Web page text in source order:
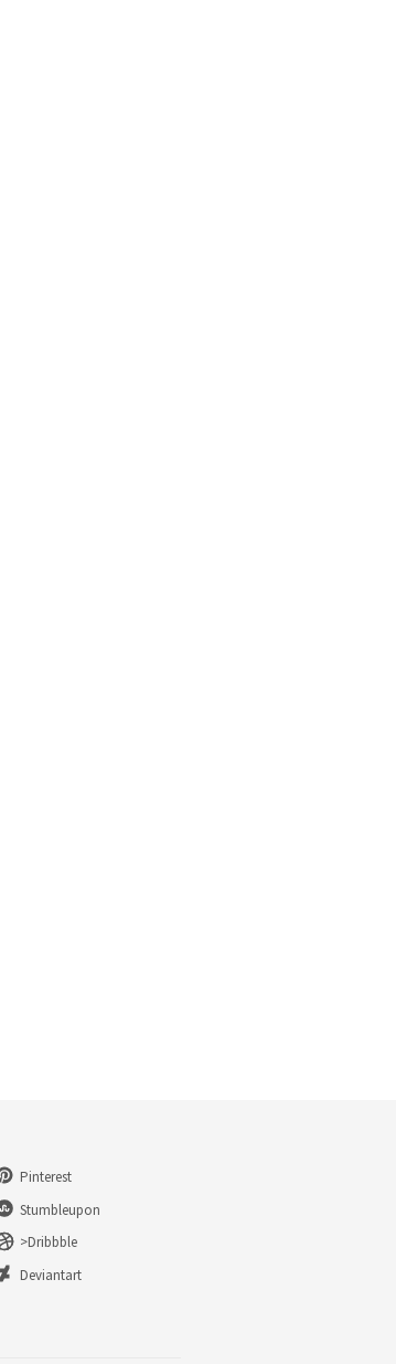
Pinterest
Stumbleupon
>Dribbble
Deviantart